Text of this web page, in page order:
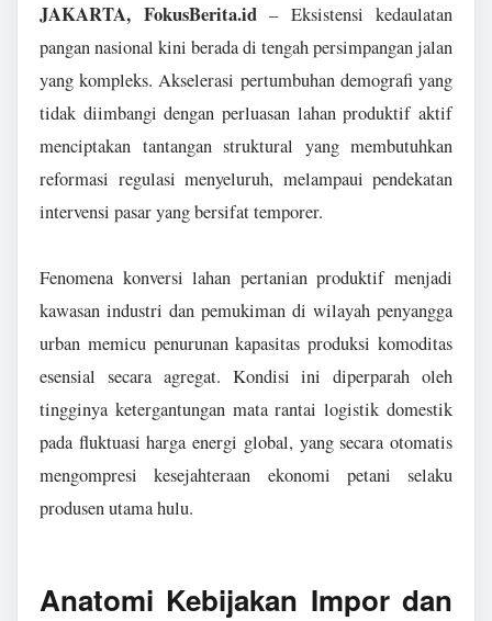
JAKARTA, FokusBerita.id– Eksistensi kedaulatan
pangan nasional kini berada di tengah persimpangan jalan
yang kompleks. Akselerasi pertumbuhan demografi yang
tidak diimbangi dengan perluasan lahan produktif aktif
menciptakan tantangan struktural yang membutuhkan
reformasi regulasi menyeluruh, melampaui pendekatan
intervensi pasar yang bersifat temporer.
Fenomena konversi lahan pertanian produktif menjadi
kawasan industri dan pemukiman di wilayah penyangga
urban memicu penurunan kapasitas produksi komoditas
esensial secara agregat. Kondisi ini diperparah oleh
tingginya ketergantungan mata rantai logistik domestik
pada fluktuasi harga energi global, yang secara otomatis
mengompresi kesejahteraan ekonomi petani selaku
produsen utama hulu.
Anatomi Kebijakan Impor dan